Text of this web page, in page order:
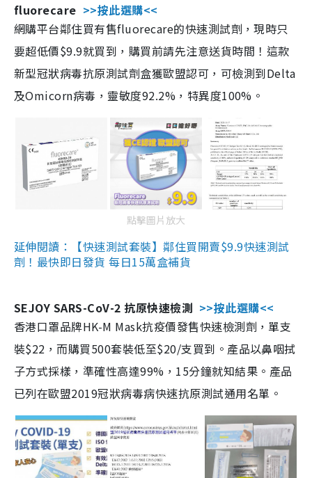
fluorecare >>按此選購<<
網購平台鄰住買有售fluorecare的快速測試劑，現時只
要超低價$9.9就買到，購買前請先注意送貨時間！這款
新型冠狀病毒抗原測試劑盒獲歐盟認可，可檢測到Delta
及Omicorn病毒，靈敏度92.2%，特異度100%。
點擊圖片放大
延伸閱讀：【快速測試套裝】鄰住買開賣$9.9快速測試
劑！最快即日發貨 每日15萬盒補貨
SEJOY SARS-CoV-2 抗原快速檢測 >>按此選購<<
香港口罩品牌HK-M Mask抗疫價發售快速檢測劑，單支
裝$22，而購買500套裝低至$20/支買到。產品以鼻咽拭
子方式採樣，準確性高達99%，15分鐘就知結果。產品
已列在歐盟2019冠狀病毒病快速抗原測試通用名單。